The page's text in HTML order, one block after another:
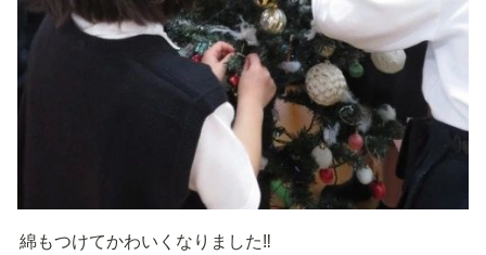
綿もつけてかわいくなりました‼️